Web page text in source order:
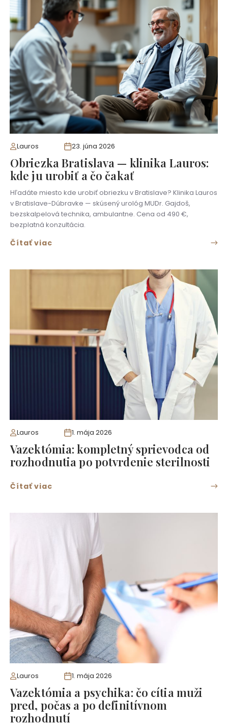
Lauros 23. júna 2026
Obriezka Bratislava — klinika Lauros:
kde ju urobiť a čo čakať
Hľadáte miesto kde urobiť obriezku v Bratislave? Klinika Lauros
v Bratislave-Dúbravke — skúsený urológ MUDr. Gajdoš,
bezskalpelová technika, ambulantne. Cena od 490 €,
bezplatná konzultácia.
Čítať viac
Lauros 1. mája 2026
Vazektómia: kompletný sprievodca od
rozhodnutia po potvrdenie sterilnosti
Čítať viac
Lauros 1. mája 2026
Vazektómia a psychika: čo cítia muži
pred, počas a po definitívnom
rozhodnutí